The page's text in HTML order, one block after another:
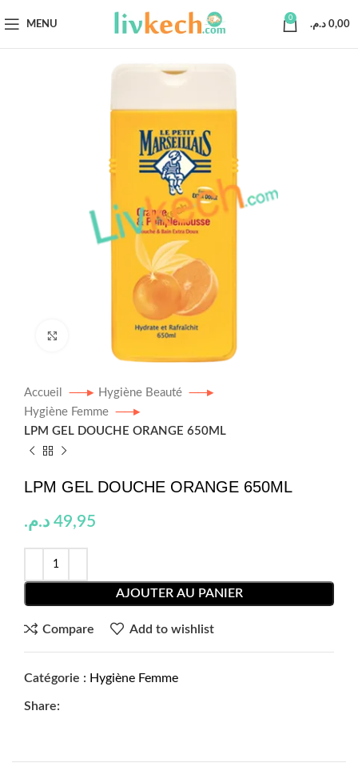
MENU
0
0,00 د.م.
Click to enlarge
Accueil
Hygiène Beauté
Hygiène Femme
LPM GEL DOUCHE ORANGE 650ML
LPM GEL DOUCHE ORANGE 650ML
49,95 د.م.
AJOUTER AU PANIER
Compare Add to wishlist
Catégorie : Hygiène Femme
Share: